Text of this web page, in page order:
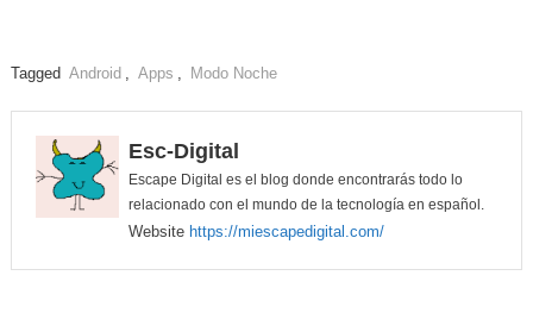
Tagged Android Apps Modo Noche
Esc-Digital
Escape Digital es el blog donde encontrarás todo lo
relacionado con el mundo de la tecnología en español.
Website https://miescapedigital.com/